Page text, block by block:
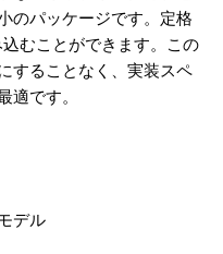
のパッケージです。定格
むことができます。この
することなく、実装スペ
です。
デル